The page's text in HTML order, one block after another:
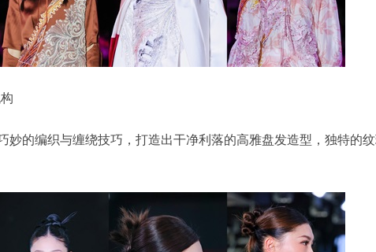
妙的编织与缠绕技巧，打造出干净利落的高雅盘发造型，独特的